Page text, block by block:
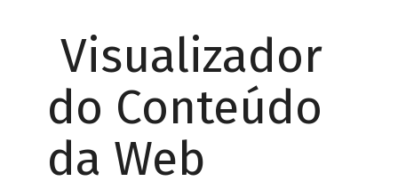
Visualizador
do Conteúdo
da Web